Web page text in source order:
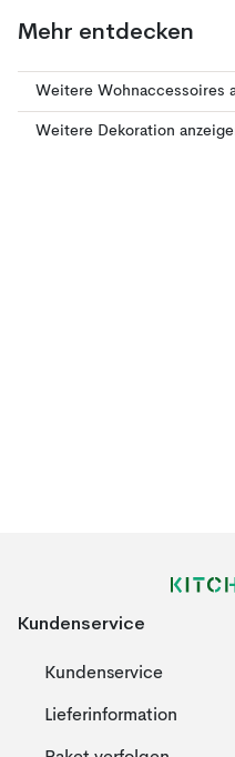
Mehr entdecken
Weitere Wohnaccessoires
Weitere Dekoration
Kundenservice
Kundenservice
Lieferinformation